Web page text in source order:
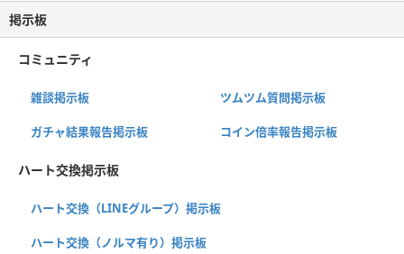
掲示板
コミュニティ
雑談掲示板 ツムツム質問掲示板
ガチャ結果報告掲示板 コイン倍率報告掲示板
ハート交換掲示板
ハート交換（LINEグループ）掲示板
ハート交換（ノルマ有り）掲示板